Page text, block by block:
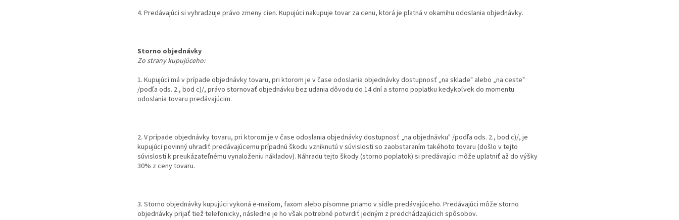
4. Predávajúci si vyhradzuje právo zmeny cien. Kupujúci nakupuje tovar za cenu, ktorá je platná v okamihu odoslania objednávky.
Storno objednávky
Zo strany kupujúceho:
1. Kupujúci má v prípade objednávky tovaru, pri ktorom je v čase odoslania objednávky dostupnosť „na sklade" alebo „na ceste"
/podľa ods. 2., bod c)/, právo stornovať objednávku bez udania dôvodu do 14 dní a storno poplatku kedykoľvek do momentu
odoslania tovaru predávajúcim.
2. V prípade objednávky tovaru, pri ktorom je v čase odoslania objednávky dostupnosť „na objednávku" /podľa ods. 2., bod c)/, je
kupujúci povinný uhradiť predávajúcemu prípadnú škodu vzniknutú v súvislosti so zaobstaraním takéhoto tovaru (došlo v tejto
súvislosti k preukázateľnému vynaloženiu nákladov). Náhradu tejto škody (storno poplatok) si predávajúci môže uplatniť až do výšky
30% z ceny tovaru.
3. Storno objednávky kupujúci vykoná e-mailom, faxom alebo písomne priamo v sídle predávajúceho. Predávajúci môže storno
objednávky prijať tiež telefonicky, následne je ho však potrebné potvrdiť jedným z predchádzajúcich spôsobov.